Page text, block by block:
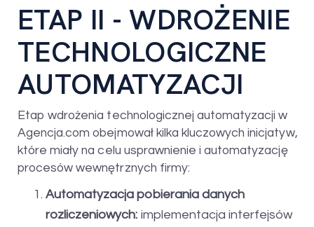
ETAP II - WDROŻENIE
TECHNOLOGICZNE
AUTOMATYZACJI
Etap wdrożenia technologicznej automatyzacji w
Agencja.com obejmował kilka kluczowych inicjatyw,
które miały na celu usprawnienie i automatyzację
procesów wewnętrznych firmy:
Automatyzacja pobierania danych
rozliczeniowych: implementacja interfejsów